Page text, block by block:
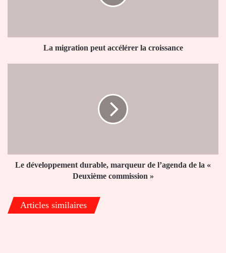
La migration peut accélérer la croissance
«
Deuxième
Le développement durable, marqueur de l’agenda de la «
Deuxième commission »
Articles similaires